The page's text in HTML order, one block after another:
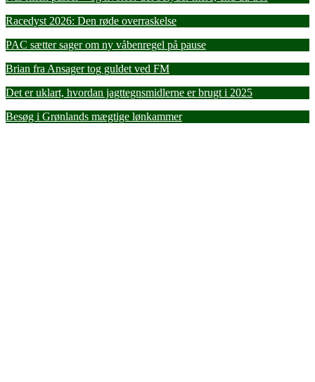
Racedyst 2026: Den røde overraskelse
PAC sætter sager om ny våbenregel på pause
Brian fra Ansager tog guldet ved FM
Det er uklart, hvordan jagttegnsmidlerne er brugt i 2025
Besøg i Grønlands mægtige lønkammer